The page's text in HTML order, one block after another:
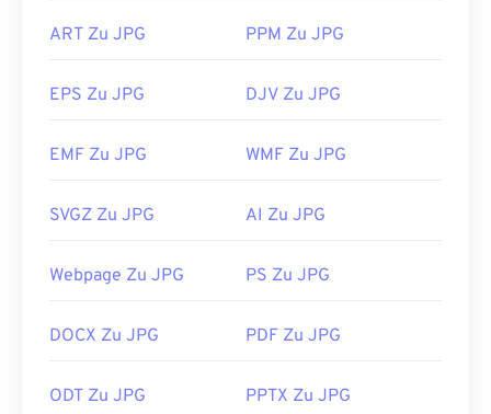
ART Zu JPG PPM Zu JPG
EPS Zu JPG DJV Zu JPG
EMF Zu JPG WMF Zu JPG
SVGZ Zu JPG AI Zu JPG
Webpage Zu JPG PS Zu JPG
DOCX Zu JPG PDF Zu JPG
ODT Zu JPG PPTX Zu JPG